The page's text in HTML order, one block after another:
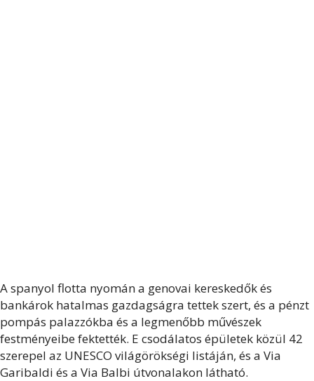
A spanyol flotta nyomán a genovai kereskedők és
bankárok hatalmas gazdagságra tettek szert, és a pénzt
pompás palazzókba és a legmenőbb művészek
festményeibe fektették. E csodálatos épületek közül 42
szerepel az UNESCO világörökségi listáján, és a Via
Garibaldi és a Via Balbi útvonalakon látható.